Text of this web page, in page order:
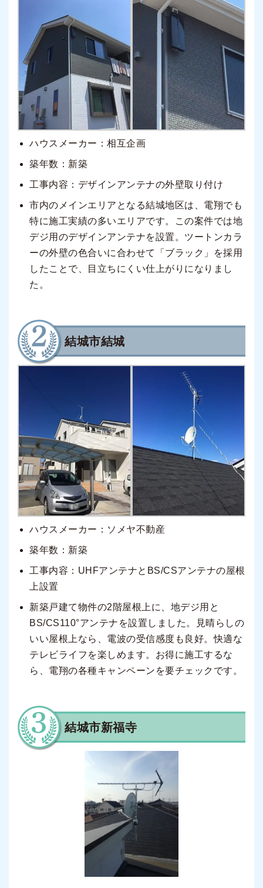
ハウスメーカー：相互企画
築年数：新築
工事内容：デザインアンテナの外壁取り付け
市内のメインエリアとなる結城地区は、電翔でも
特に施工実績の多いエリアです。この案件では地
デジ用のデザインアンテナを設置。ツートンカラ
ーの外壁の色合いに合わせて「ブラック」を採用
したことで、目立ちにくい仕上がりになりまし
た。
結城市結城
ハウスメーカー：ソメヤ不動産
築年数：新築
工事内容：UHFアンテナとBS/CSアンテナの屋根
上設置
新築戸建て物件の2階屋根上に、地デジ用と
BS/CS110°アンテナを設置しました。見晴らしの
いい屋根上なら、電波の受信感度も良好。快適な
テレビライフを楽しめます。お得に施工するな
ら、電翔の各種キャンペーンを要チェックです。
結城市新福寺